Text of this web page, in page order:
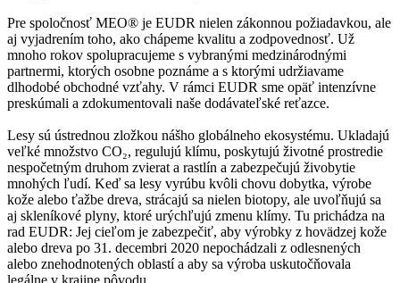
Pre spoločnosť MEO® je EUDR nielen zákonnou požiadavkou, ale
aj vyjadrením toho, ako chápeme kvalitu a zodpovednosť. Už
mnoho rokov spolupracujeme s vybranými medzinárodnými
partnermi, ktorých osobne poznáme a s ktorými udržiavame
dlhodobé obchodné vzťahy. V rámci EUDR sme opäť intenzívne
preskúmali a zdokumentovali naše dodávateľské reťazce.
Lesy sú ústrednou zložkou nášho globálneho ekosystému. Ukladajú
veľké množstvo CO₂, regulujú klímu, poskytujú životné prostredie
nespočetným druhom zvierat a rastlín a zabezpečujú živobytie
mnohých ľudí. Keď sa lesy vyrúbu kvôli chovu dobytka, výrobe
kože alebo ťažbe dreva, strácajú sa nielen biotopy, ale uvoľňujú sa
aj skleníkové plyny, ktoré urýchľujú zmenu klímy. Tu prichádza na
rad EUDR: Jej cieľom je zabezpečiť, aby výrobky z hovädzej kože
alebo dreva po 31. decembri 2020 nepochádzali z odlesnených
alebo znehodnotených oblastí a aby sa výroba uskutočňovala